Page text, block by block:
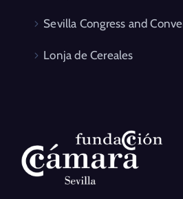
Sevilla Congress and
Lonja de Cereales